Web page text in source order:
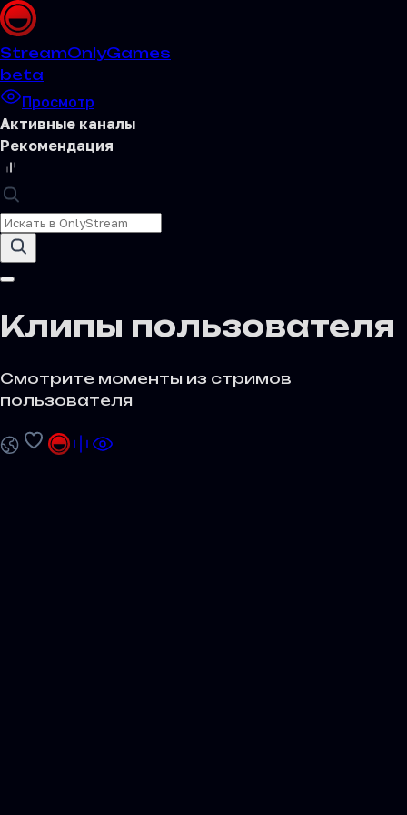
StreamOnlyGames
beta
Просмотр
Активные каналы
Рекомендация
Клипы пользователя
Смотрите моменты из стримов
пользователя